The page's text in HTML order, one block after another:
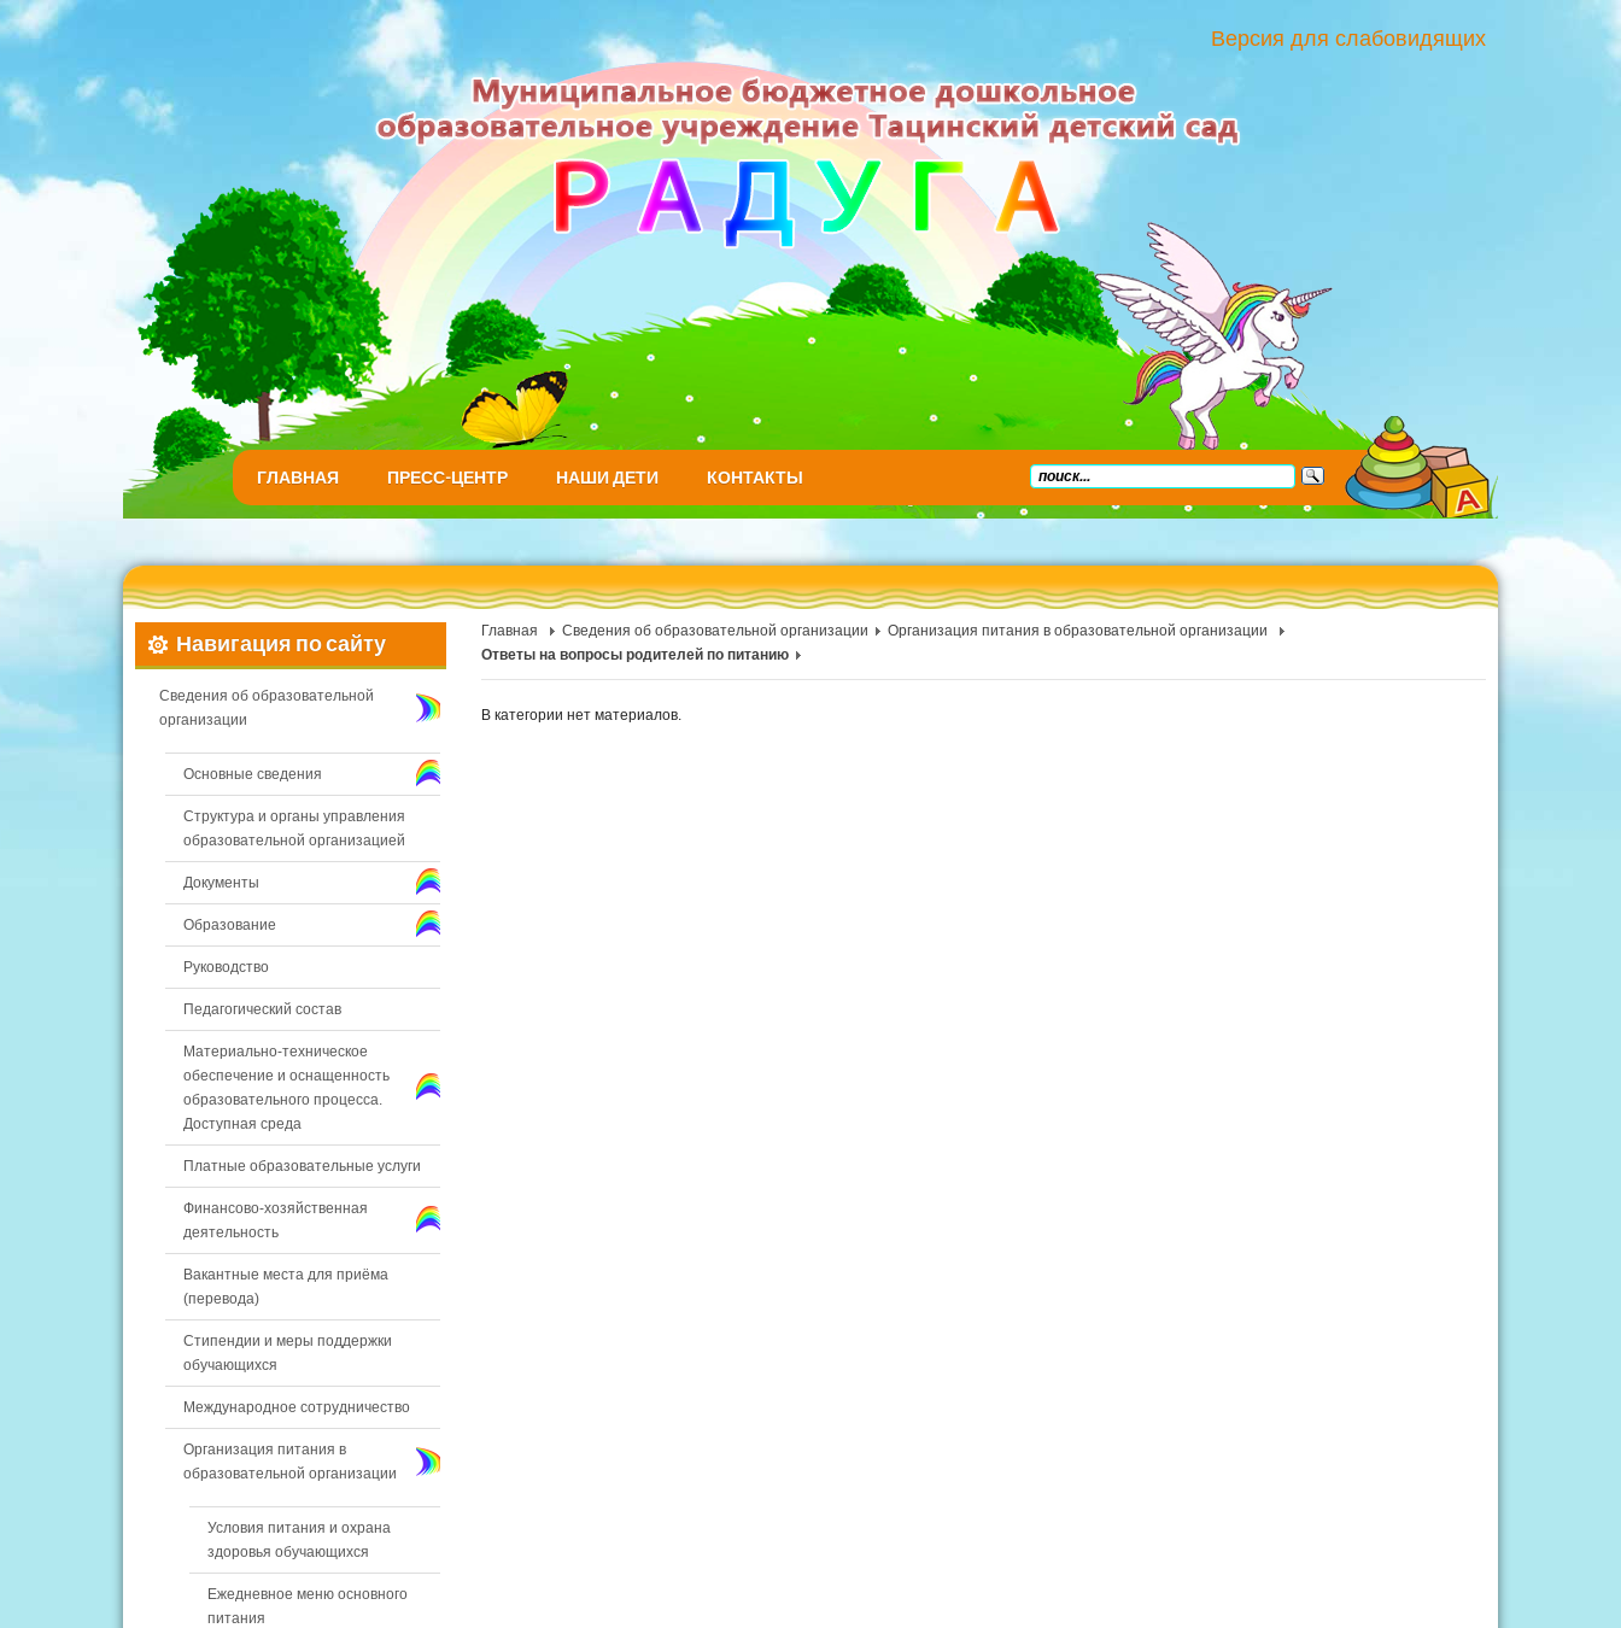
Версия для слабовидящих
ГЛАВНАЯ ПРЕСС-ЦЕНТР НАШИ ДЕТИ КОНТАКТЫ
Главная Сведения об образовательной организации
Организация питания в образовательной организации
Ответы на вопросы родителей по питанию
В категории нет материалов.
Навигация по сайту
Сведения об образовательной
организации
Основные сведения
Структура и органы управления
образовательной организацией
Документы
Образование
Руководство
Педагогический состав
Материально-техническое
обеспечение и оснащенность
образовательного процесса.
Доступная среда
Платные образовательные услуги
Финансово-хозяйственная
деятельность
Вакантные места для приёма
(перевода)
Стипендии и меры поддержки
обучающихся
Международное сотрудничество
Организация питания в
образовательной организации
Условия питания и охрана
здоровья обучающихся
Ежедневное меню основного
питания